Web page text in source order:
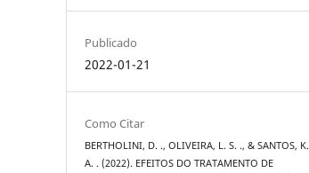
Publicado
2022-01-21
Como Citar
BERTHOLINI, D. ., OLIVEIRA, L. S. ., & SANTOS, K.
A. . (2022). EFEITOS DO TRATAMENTO DE